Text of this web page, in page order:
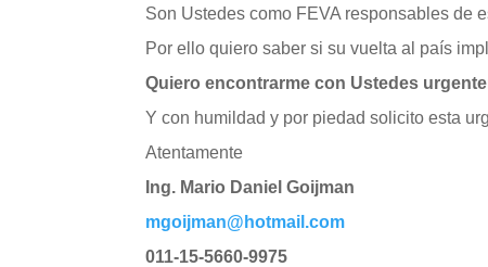
Son Ustedes como FEVA responsables de
Por ello quiero saber si su vuelta al país
Quiero encontrarme con Ustedes
Y con humildad y por piedad solicito esta
Atentamente
Ing. Mario Daniel Goijman
mgoijman@hotmail.com
011-15-5660-9975